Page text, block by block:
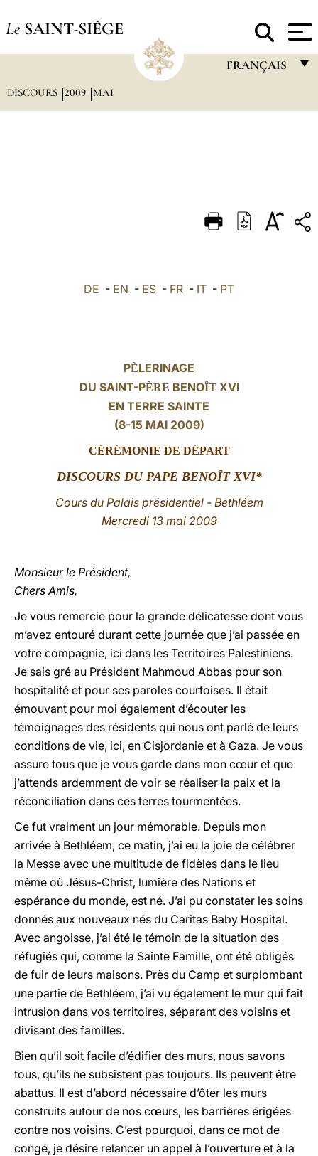
Le SAINT-SIÈGE
FRANÇAIS
DEUTSCH
العربيّة
DISCOURS 2009 MAI
DE - EN - ES - FR - IT - PT
PÈLERINAGE
DU SAINT-PÈRE BENOÎTXVI
EN TERRE SAINTE
(8-15 MAI 2009)
CÉRÉMONIE DE DÉPART
DISCOURSDU PAPE BENOÎT XVI*
Cours du Palais présidentiel- Bethléem
Mercredi 13 mai 2009
Monsieur le Président,
Chers Amis,
Je vous remercie pour la grande délicatesse dont vous
m’avez entouré durant cette journée que j’ai passée en
votre compagnie, ici dans les Territoires Palestiniens.
Je sais gré au Président Mahmoud Abbas pour son
hospitalité et pour ses paroles courtoises. Il était
émouvant pour moi également d’écouter les
témoignages des résidents qui nous ont parlé de leurs
conditions de vie, ici, en Cisjordanie et à Gaza. Je vous
assure tous que je vous garde dans mon cœur et que
j’attends ardemment de voir se réaliser la paix et la
réconciliation dans ces terres tourmentées.
Ce fut vraiment un jour mémorable. Depuis mon
arrivée à Bethléem, ce matin, j’ai eu la joie de célébrer
la Messe avec une multitude de fidèles dans le lieu
même où Jésus-Christ, lumière des Nations et
espérance du monde, est né. J’ai pu constater les soins
donnés aux nouveaux nés du Caritas Baby Hospital.
Avec angoisse, j’ai été le témoin de la situation des
réfugiés qui, comme la Sainte Famille, ont été obligés
de fuir de leurs maisons. Près du Camp et surplombant
une partie de Bethléem, j’ai vu également le mur qui fait
intrusion dans vos territoires, séparant des voisins et
divisant des familles.
Bien qu’il soit facile d’édifier des murs, nous savons
tous, qu’ils ne subsistent pas toujours. Ils peuvent être
abattus. Il est d’abord nécessaire d’ôter les murs
construits autour de nos cœurs, les barrières érigées
contre nos voisins. C’est pourquoi, dans ce mot de
congé, je désire relancer un appel à l’ouverture et à la